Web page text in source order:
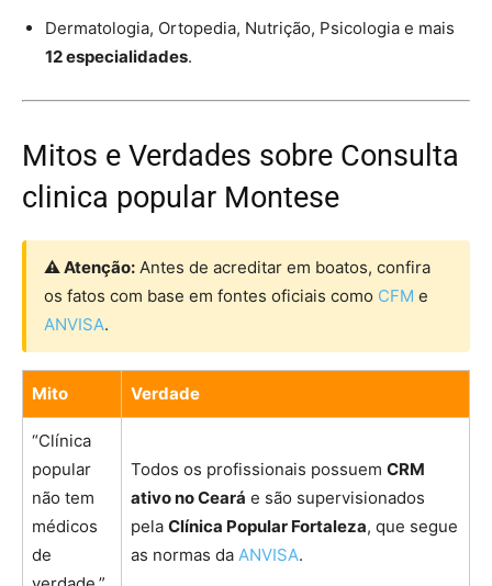
Dermatologia, Ortopedia, Nutrição, Psicologia e mais
12 especialidades.
Mitos e Verdades sobre Consulta
clinica popular Montese
⚠ Atenção: Antes de acreditar em boatos, confira
os fatos com base em fontes oficiais como CFM e
ANVISA.
Mito Verdade
“Clínica
popular
não tem
médicos
de
Todos os profissionais possuem CRM
ativo no Ceará e são supervisionados
pela Clínica Popular Fortaleza, que segue
as normas da ANVISA.